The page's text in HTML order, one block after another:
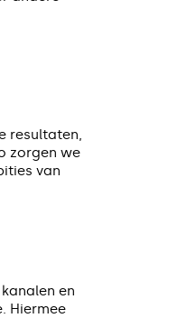
resultaten,
zorgen we
van
en
Hiermee